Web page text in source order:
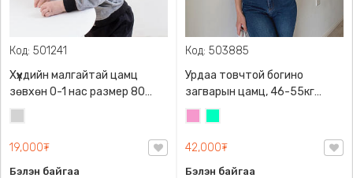
Код: 501241
Хүүхдийн малгайтай цамц
зөвхөн 0-1 нас размер 80
сонголттой
19,000₮
Бэлэн байгаа
Код: 503885
Урдаа товчтой богино
загварын цамц, 46-55кг
жинд таарна
42,000₮
Бэлэн байгаа